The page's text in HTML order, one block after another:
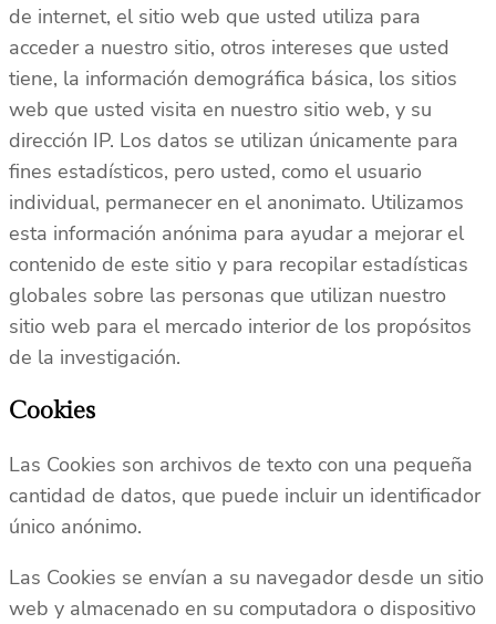
de internet, el sitio web que usted utiliza para
acceder a nuestro sitio, otros intereses que usted
tiene, la información demográfica básica, los sitios
web que usted visita en nuestro sitio web, y su
dirección IP. Los datos se utilizan únicamente para
fines estadísticos, pero usted, como el usuario
individual, permanecer en el anonimato. Utilizamos
esta información anónima para ayudar a mejorar el
contenido de este sitio y para recopilar estadísticas
globales sobre las personas que utilizan nuestro
sitio web para el mercado interior de los propósitos
de la investigación.
Cookies
Las Cookies son archivos de texto con una pequeña
cantidad de datos, que puede incluir un identificador
único anónimo.
Las Cookies se envían a su navegador desde un sitio
web y almacenado en su computadora o dispositivo